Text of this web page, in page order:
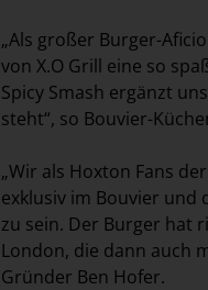
„Als großer Burger-
von X.O Grill eine so
Spicy Smash ergänzt
steht“, so Bouvier-
„Wir als Hoxton Fans
exklusiv im Bouvier und
zu sein. Der Burger hat
London, die dann auch
Gründer Ben Hofer.